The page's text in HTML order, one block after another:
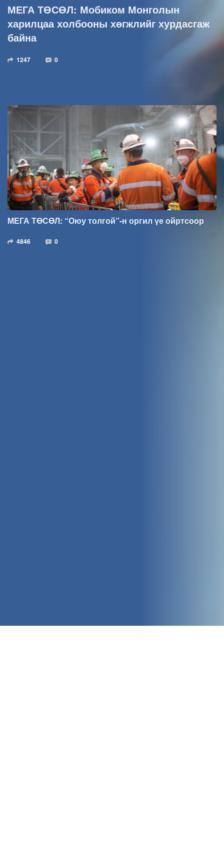
МЕГА ТӨСӨЛ: Мобиком Монголын
харилцаа холбооны хөгжлийг хурдасгаж
байна
1247 0
МЕГА ТӨСӨЛ: “Оюу толгой”-н оргил үе ойртсоор
4846 0